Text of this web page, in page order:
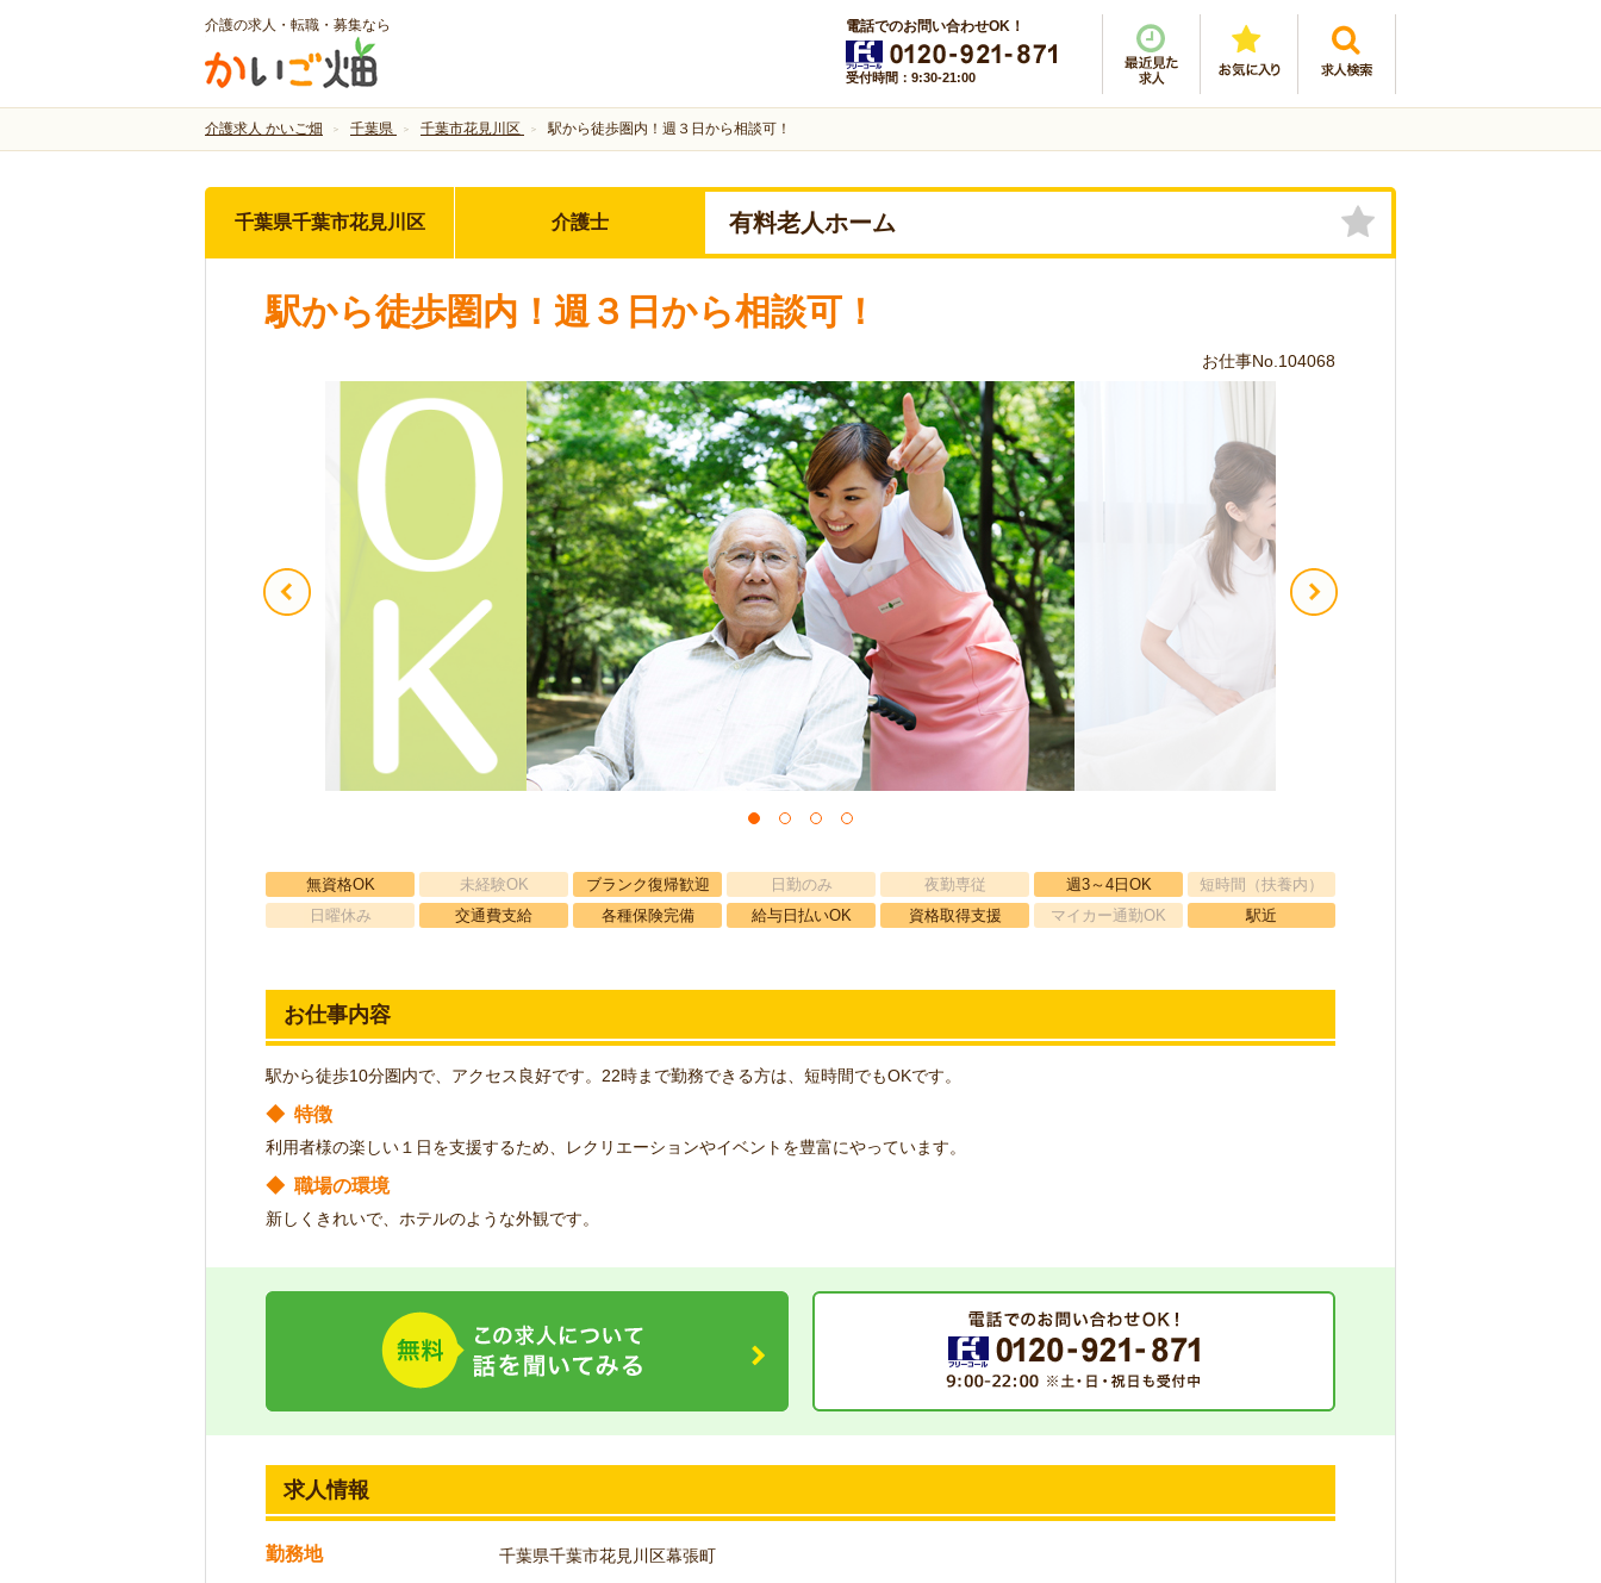
介護の求人・転職・募集なら 電話でのお問い合わせOK！
受付時間：9:30-21:00
介護求人 かいご畑 千葉県 千葉市花見川区 駅から徒歩圏内！週３日から相談可！
千葉県千葉市花見川区 介護士 有料老人ホーム
駅から徒歩圏内！週３日から相談可！
お仕事No.104068
無資格OK 未経験OK ブランク復帰歓迎 日勤のみ 夜勤専従 週3～4日OK
短時間（扶養内）
日曜休み
交通費支給 各種保険完備 給与日払いOK 資格取得支援 マイカー通勤OK 駅近
お仕事内容
駅から徒歩10分圏内で、アクセス良好です。22時まで勤務できる方は、短時間でもOKです。
◆ 特徴
利用者様の楽しい１日を支援するため、レクリエーションやイベントを豊富にやっています。
◆ 職場の環境
新しくきれいで、ホテルのような外観です。
求人情報
勤務地 千葉県千葉市花見川区幕張町